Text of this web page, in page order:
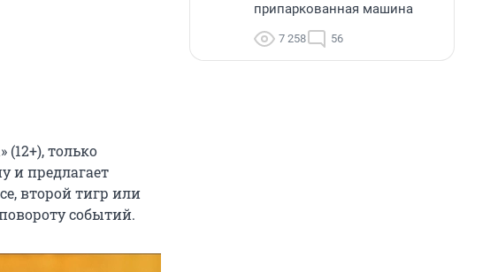
только
и предлагает
второй тигр или
событий.
припаркованная машина
7 258 56